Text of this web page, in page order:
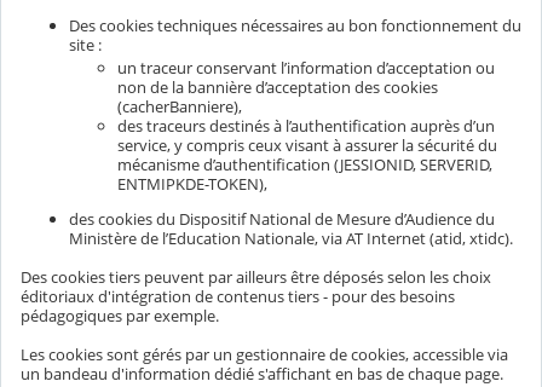
Des cookies techniques nécessaires au bon fonctionnement du
site :
un traceur conservant l’information d’acceptation ou
non de la bannière d’acceptation des cookies
(cacherBanniere),
des traceurs destinés à l’authentification auprès d’un
service, y compris ceux visant à assurer la sécurité du
mécanisme d’authentification (JESSIONID, SERVERID,
ENTMIPKDE-TOKEN),
des cookies du Dispositif National de Mesure d’Audience du
Ministère de l’Education Nationale, via AT Internet (atid, xtidc).
Des cookies tiers peuvent par ailleurs être déposés selon les choix
éditoriaux d'intégration de contenus tiers - pour des besoins
pédagogiques par exemple.
Les cookies sont gérés par un gestionnaire de cookies, accessible via
un bandeau d'information dédié s'affichant en bas de chaque page.